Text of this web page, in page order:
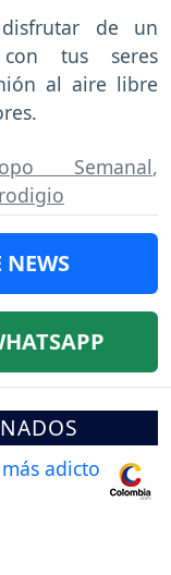
de un
tus seres
al aire libre
Semanal,
NEWS